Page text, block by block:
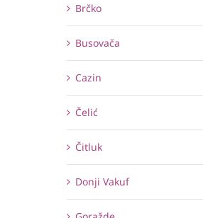
Brčko
Busovača
Cazin
Čelić
Čitluk
Donji Vakuf